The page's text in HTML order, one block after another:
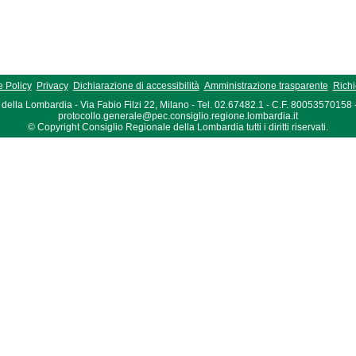
Policy Privacy Dichiarazione di accessibilità Amministrazione trasparente
Lombardia - Via Fabio Filzi 22, Milano - Tel. 02.67482.1 - C.F. 80053570158
protocollo.generale@pec.consiglio.regione.lombardia.it
© Copyright Consiglio Regionale della Lombardia tutti i diritti riservati.